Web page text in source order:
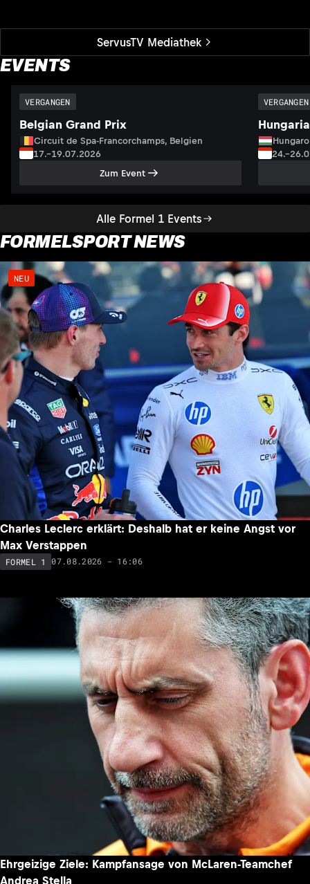
ServusTV Mediathek
EVENTS
Alle Formel 1 Events
VERGANGEN
Belgian Grand Prix
Circuit de Spa-Francorchamps, Belgien
17.–19.07.2026
Zum Event
VERGANGEN
FORMELSPORT NEWS
NEU
Charles Leclerc erklärt: Deshalb hat er keine Angst vor
Max Verstappen
FORMEL 1 07.08.2026 - 16:06
Ehrgeizige Ziele: Kampfansage von McLaren-Teamchef
Andrea Stella